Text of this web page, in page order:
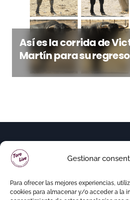
Gestionar
Para ofrecer las mejores experiencias,
cookies para almacenar y/o acceder a la
Así es la corrida de
Martín para su
Huesca trece años
(Imágenes)